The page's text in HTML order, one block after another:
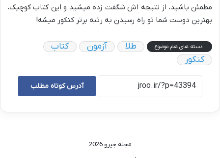
مطمئن باشید، از نتیجه اش شگفت زده میشید و این کتاب کوچیک،
بهترین دوست شما تو راه رسیدن به رتبه برتر کنکور میشه!
دسته های هم موضوع طلا آزمون
کتاب
کنکور
آدرس کوتاه مطلب
مجله جیرو 2026